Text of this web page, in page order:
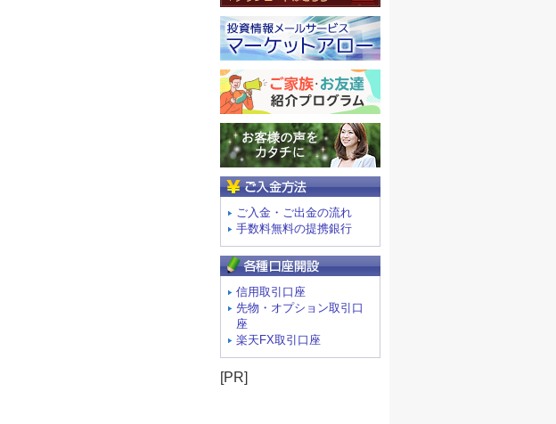
ご入金・ご出金の流れ
手数料無料の提携銀行
信用取引口座
先物・オプション取引口
座
楽天FX取引口座
[PR]